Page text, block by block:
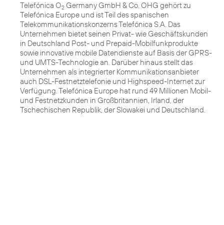
Telefónica O2 Germany GmbH & Co. OHG gehört zu
Telefónica Europe und ist Teil des spanischen
Telekommunikationskonzerns Telefónica S.A. Das
Unternehmen bietet seinen Privat- wie Geschäftskunden
in Deutschland Post- und Prepaid-Mobilfunkprodukte
sowie innovative mobile Datendienste auf Basis der GPRS-
und UMTS-Technologie an. Darüber hinaus stellt das
Unternehmen als integrierter Kommunikationsanbieter
auch DSL-Festnetztelefonie und Highspeed-Internet zur
Verfügung. Telefónica Europe hat rund 49 Millionen Mobil-
und Festnetzkunden in Großbritannien, Irland, der
Tschechischen Republik, der Slowakei und Deutschland.